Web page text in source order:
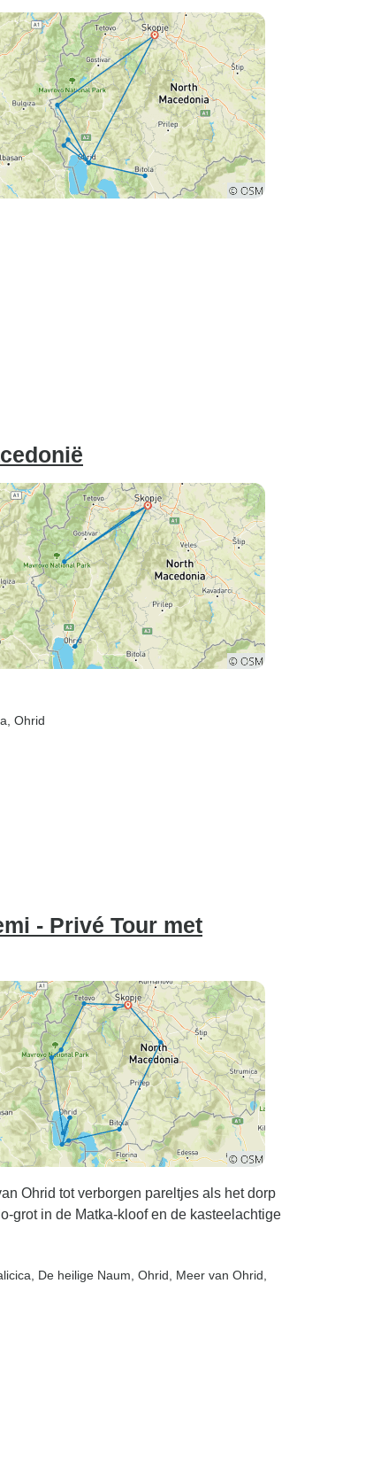
van
en de ervaring op te snuiven.
, Ohrid
- Privé Tour met
Ohrid tot verborgen pareltjes als het dorp
grot in de Matka-kloof en de kasteelachtige
, De heilige Naum , Ohrid , Meer van Ohrid